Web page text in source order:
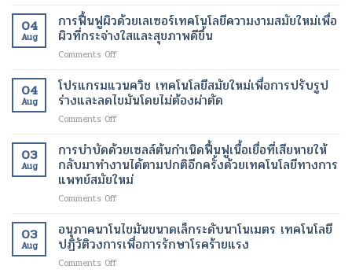
ขึ้น
การ
เผา
เทคโนโลยี
สมัย
ใหม่
ลด
น้ำ
หนัก
ผู้
ป่วย
เทคโนโลยี
ทางการ
เปลี่ยนแปลง
ชีวิต
ของ
ผู้
ห้อง
ผ่าตัด
บน
คลา
เทคโนโลยี
การ
ผ่าตัด
สมัย
ใหม่
ของ
ผู้
ป่วย
04
Aug
การฟื้นฟูผิวด้วยเลเซอร์เทคโนโลยีความงามสมัยใหม่เพื่อ
ผิวที่กระจ่างใสและสุขภาพดีขึ้น
Comments Offon
ฟื้นฟู
ผิว
ด้วย
เลเซอร์
ความ
งาม
สมัย
ใหม่
เพื่อ
ที่
กระจ่าง
04
Aug
โปรแกรมแวนควิช เทคโนโลยีสมัยใหม่เพื่อการปรับรูป
ร่างและลดไขมันโดยไม่ต้องผ่าตัด
Comments Offon
แก
รม
แวน
ควิช
เทคโนโลยี
ใหม่
เพื่อ
การ
ปรับ
03
Aug
การบำบัดด้วยเซลล์ต้นกำเนิดฟื้นฟูเนื้อเยื่อที่เสียหายให้
กลับมาทำงานได้ตามปกติอีกครั้งด้วยเทคโนโลยีทางการ
แพทย์สมัยใหม่
Comments Offon
บำบัด
ด้วย
เซลล์
ต้น
03
Aug
อนุภาคนาโนไขมันขนาดเล็กระดับนาโนเมตร เทคโนโลยี
ปฏิวัติวงการเพื่อการรักษาโรคร้ายแรง
Comments Offon